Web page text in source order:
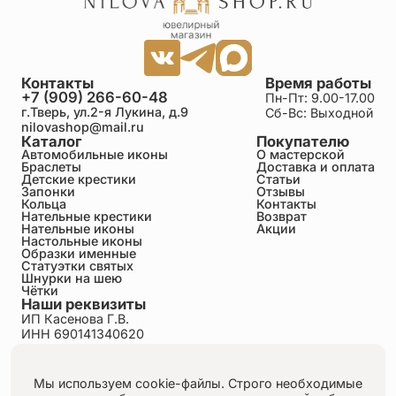
Очень красивый! Аккуратный! Изящный! Крестик!
Мы просто в восторге! Спасибо!!!!
Жанна
25.06.2026
Приобрела в вашем магазине чудесный крестик
для внука. Вся семья просто восхищена работой
мастера и подарочной упаковкой. Качество
крестика подтверждено сертификатом.
Благодарю Галину за оперативность.
Екатерина
25.06.2026
Крестик и подобранный шнурочек просто
чудесные! Нежно, мило и очень красиво! Спасибо
большое за оперативное отправление заказа!
25.06.2026
Каталог
Автомобильные иконы
Браслеты
Детские крестики
Запонки
Кольца
Нательные крестики
Нательные иконы
Настольные иконы
Образки именные
Статуэтки святых
Шнурки на шею
Чётки
Покупателю
О мастерской
Доставка и оплата
Статьи
Отзывы
Контакты
Возврат
Акции
Время работы
Пн-Пт: 9.00-17.00
Сб-Вс: Выходной
Контакты
+7 (909) 266-60-48
г.Тверь, ул.2-я Лукина, д.9
nilovashop@mail.ru
Наши реквизиты
ИП Касенова Г.В.
ИНН 690141340620
Пользовательское соглашение
Мы используем cookie-файлы. Строго необходимые